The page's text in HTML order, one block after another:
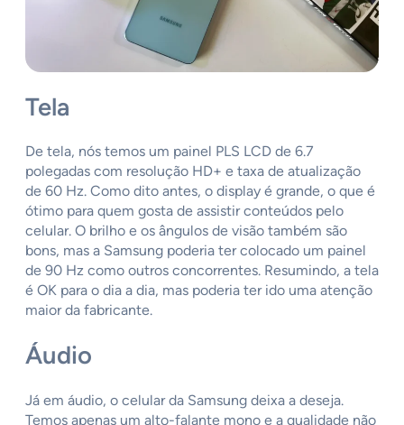
Tela
De tela, nós temos um painel PLS LCD de 6.7
polegadas com resolução HD+ e taxa de atualização
de 60 Hz. Como dito antes, o display é grande, o que é
ótimo para quem gosta de assistir conteúdos pelo
celular. O brilho e os ângulos de visão também são
bons, mas a Samsung poderia ter colocado um painel
de 90 Hz como outros concorrentes. Resumindo, a tela
é OK para o dia a dia, mas poderia ter ido uma atenção
maior da fabricante.
Áudio
Já em áudio, o celular da Samsung deixa a deseja.
Temos apenas um alto-falante mono e a qualidade não